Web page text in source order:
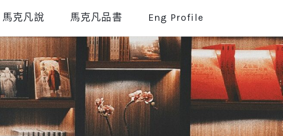
馬克凡說 馬克凡品書 Eng Profile